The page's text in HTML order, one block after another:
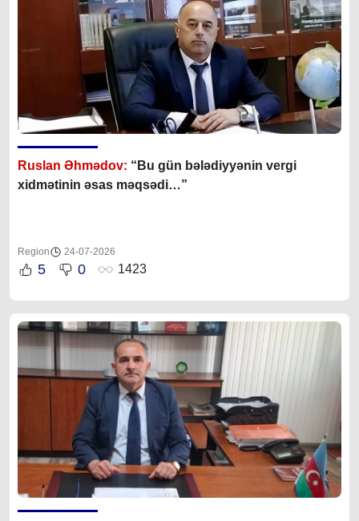
Ruslan Əhmədov: “Bu gün bələdiyyənin vergi
xidmətinin əsas məqsədi…”
Region 24-07-2026
5 0 1423